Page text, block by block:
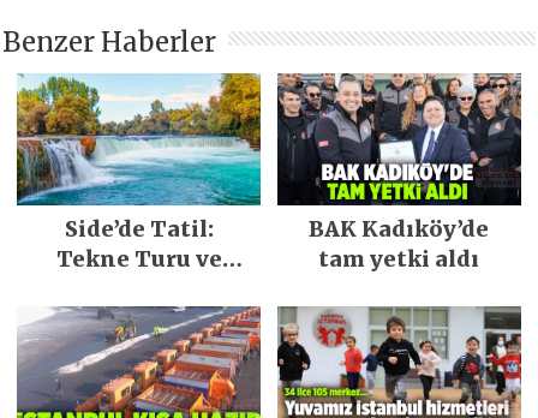
Benzer Haberler
Side’de Tatil:
Tekne Turu ve
BAK Kadıköy’de
tam yetki aldı